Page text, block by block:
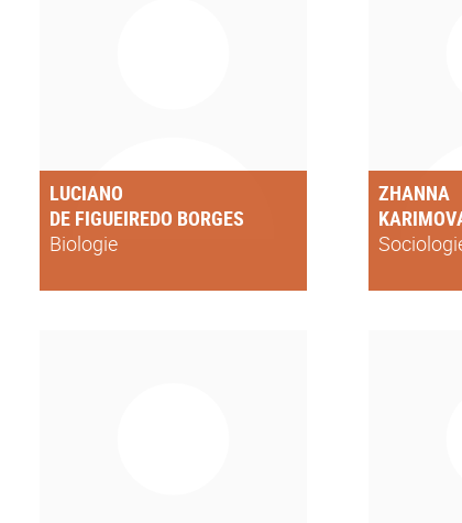
LUCIANO
DE FIGUEIREDO BORGES
Biologie
ZHANNA